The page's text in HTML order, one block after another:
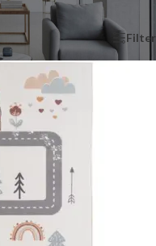
Filter